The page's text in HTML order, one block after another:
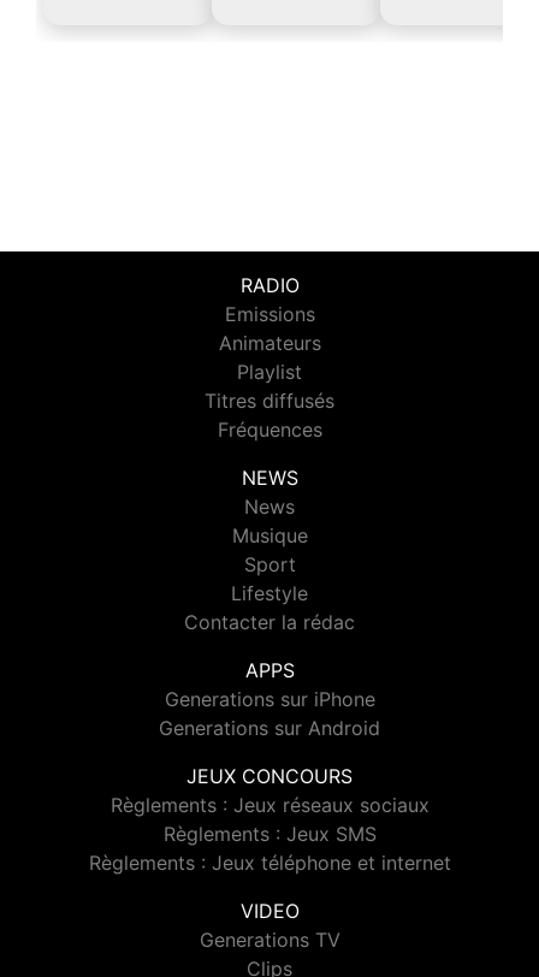
RADIO
Emissions
Animateurs
Playlist
Titres diffusés
Fréquences
NEWS
News
Musique
Sport
Lifestyle
Contacter la rédac
APPS
Generations sur iPhone
Generations sur Android
JEUX CONCOURS
Règlements : Jeux réseaux sociaux
Règlements : Jeux SMS
Règlements : Jeux téléphone et internet
VIDEO
Generations TV
Clips